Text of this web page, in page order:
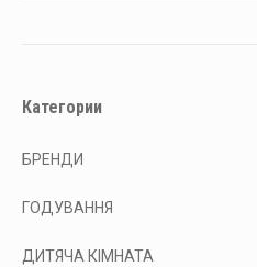
Категории
БРЕНДИ
ГОДУВАННЯ
ДИТЯЧА КІМНАТА